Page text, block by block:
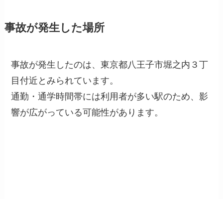
事故が発生した場所
事故が発生したのは、東京都八王子市堀之内３丁
目付近とみられています。
通勤・通学時間帯には利用者が多い駅のため、影
響が広がっている可能性があります。